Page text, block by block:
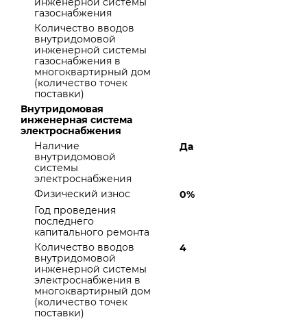
газоснабжения
Количество вводов
внутридомовой
инженерной системы
газоснабжения в
многоквартирный дом
(количество точек
поставки)
Внутридомовая
инженерная система
электроснабжения
Наличие
внутридомовой
системы
электроснабжения
Да
Физический износ
0%
Год проведения
последнего
капитального ремонта
Количество вводов
внутридомовой
инженерной системы
электроснабжения в
многоквартирный дом
(количество точек
поставки)
4